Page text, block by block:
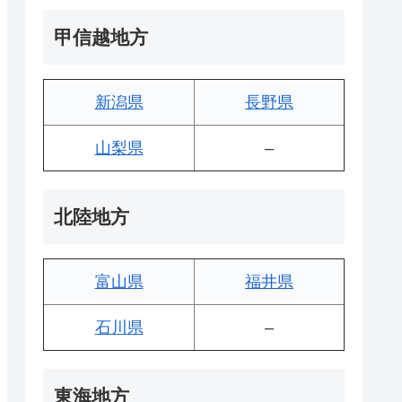
甲信越地方
新潟県 長野県
山梨県 –
北陸地方
富山県 福井県
石川県 –
東海地方